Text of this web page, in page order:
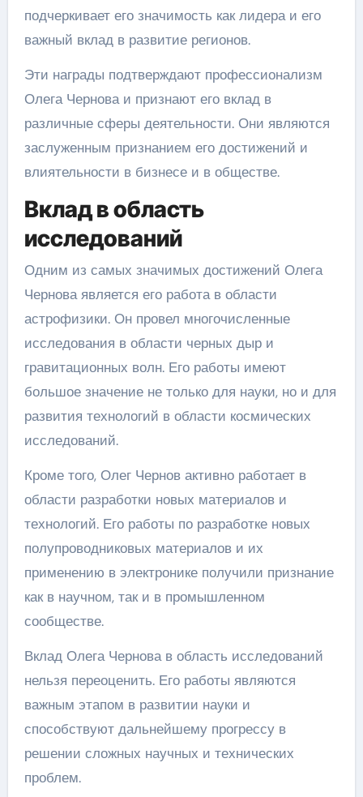
подчеркивает его значимость как лидера и его
важный вклад в развитие регионов.
Эти награды подтверждают профессионализм
Олега Чернова и признают его вклад в
различные сферы деятельности. Они являются
заслуженным признанием его достижений и
влиятельности в бизнесе и в обществе.
Вклад в область
исследований
Одним из самых значимых достижений Олега
Чернова является его работа в области
астрофизики. Он провел многочисленные
исследования в области черных дыр и
гравитационных волн. Его работы имеют
большое значение не только для науки, но и для
развития технологий в области космических
исследований.
Кроме того, Олег Чернов активно работает в
области разработки новых материалов и
технологий. Его работы по разработке новых
полупроводниковых материалов и их
применению в электронике получили признание
как в научном, так и в промышленном
сообществе.
Вклад Олега Чернова в область исследований
нельзя переоценить. Его работы являются
важным этапом в развитии науки и
способствуют дальнейшему прогрессу в
решении сложных научных и технических
проблем.